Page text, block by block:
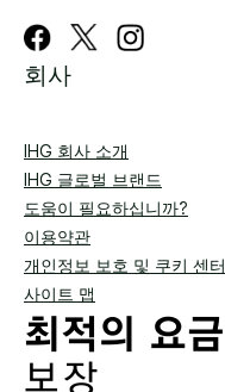
회사
IHG 회사 소개
IHG 글로벌 브랜드
도움이 필요하십니까?
이용약관
개인정보 보호 및 쿠키 센터
사이트 맵